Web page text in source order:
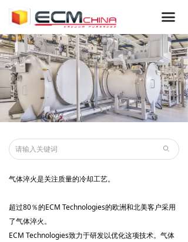
끀
网站首页
集团
我们的服务
ICBP®
真空炉
熔炼炉和感应炉
特种炉
气体淬火是关注质量的冷却工艺。
超过80％的ECM Technologies的欧洲和北美客户采用
了气体淬火。
ECM Technologies致力于研发以优化这项技术。气体
ꄙ